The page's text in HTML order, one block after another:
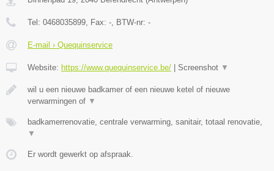
Tel: 0468035899, Fax: -, BTW-nr: -
E-mail › Quequinservice
Website: https://www.quequinservice.be/ Screenshot ▼
wil u een nieuwe badkamer of een nieuwe ketel of nieuwe
verwarmingen of ▼
badkamerrenovatie, centrale verwarming, sanitair, totaal renovatie,
▼
Er wordt gewerkt op afspraak.